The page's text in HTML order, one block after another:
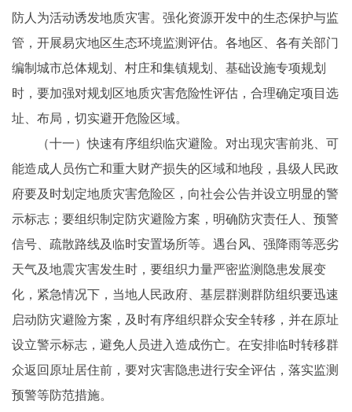
防人为活动诱发地质灾害。强化资源开发中的生态保护与监
管，开展易灾地区生态环境监测评估。各地区、各有关部门
编制城市总体规划、村庄和集镇规划、基础设施专项规划
时，要加强对规划区地质灾害危险性评估，合理确定项目选
址、布局，切实避开危险区域。
（十一）快速有序组织临灾避险。对出现灾害前兆、可
能造成人员伤亡和重大财产损失的区域和地段，县级人民政
府要及时划定地质灾害危险区，向社会公告并设立明显的警
示标志；要组织制定防灾避险方案，明确防灾责任人、预警
信号、疏散路线及临时安置场所等。遇台风、强降雨等恶劣
天气及地震灾害发生时，要组织力量严密监测隐患发展变
化，紧急情况下，当地人民政府、基层群测群防组织要迅速
启动防灾避险方案，及时有序组织群众安全转移，并在原址
设立警示标志，避免人员进入造成伤亡。在安排临时转移群
众返回原址居住前，要对灾害隐患进行安全评估，落实监测
预警等防范措施。